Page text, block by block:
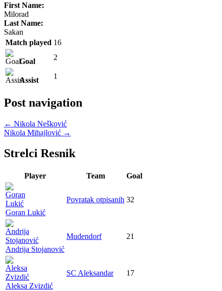
First Name:
Milorad
Last Name:
Sakan
Match played 16
Goal 2
Assist 1
Post navigation
← Nikola Nešković
Nikola Mihajlović →
Strelci Resnik
Player Team Goal
Goran Lukić
Povratak otpisanih 32
Andrija Stojanović
Mudendorf 21
Aleksa Zvizdić
SC Aleksandar 17